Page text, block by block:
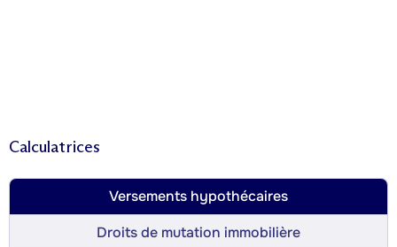
Calculatrices
Versements hypothécaires
Droits de mutation immobilière